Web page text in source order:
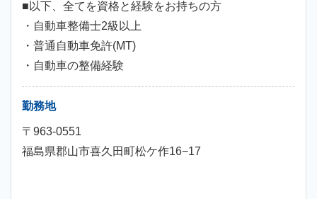
■以下、全てを資格と経験をお持ちの方
・自動車整備士2級以上
・普通自動車免許(MT)
・自動車の整備経験
勤務地
〒963-0551
福島県郡山市喜久田町松ケ作16−17